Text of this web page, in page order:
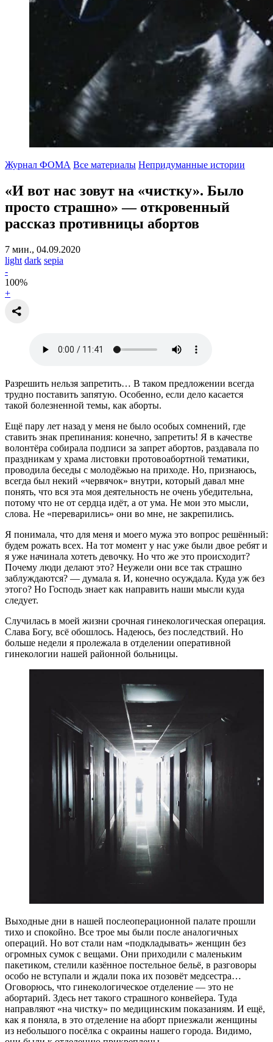
Журнал ФОМА Все материалы Непридуманные истории
«И вот нас зовут на «чистку». Было
просто страшно» — откровенный
рассказ противницы абортов
7 мин., 04.09.2020
light dark sepia
-
100%
+
Разрешить нельзя запретить… В таком предложении всегда
трудно поставить запятую. Особенно, если дело касается
такой болезненной темы, как аборты.
Ещё пару лет назад у меня не было особых сомнений, где
ставить знак препинания: конечно, запретить! Я в качестве
волонтёра собирала подписи за запрет абортов, раздавала по
праздникам у храма листовки протовоабортной тематики,
проводила беседы с молодёжью на приходе. Но, признаюсь,
всегда был некий «червячок» внутри, который давал мне
понять, что вся эта моя деятельность не очень убедительна,
потому что не от сердца идёт, а от ума. Не мои это мысли,
слова. Не «переварились» они во мне, не закрепились.
Я понимала, что для меня и моего мужа это вопрос решённый:
будем рожать всех. На тот момент у нас уже были двое ребят и
я уже начинала хотеть девочку. Но что же это происходит?
Почему люди делают это? Неужели они все так страшно
заблуждаются? — думала я. И, конечно осуждала. Куда уж без
этого? Но Господь знает как направить наши мысли куда
следует.
Случилась в моей жизни срочная гинекологическая операция.
Слава Богу, всё обошлось. Надеюсь, без последствий. Но
больше недели я пролежала в отделении оперативной
гинекологии нашей районной больницы.
Выходные дни в нашей послеоперационной палате прошли
тихо и спокойно. Все трое мы были после аналогичных
операций. Но вот стали нам «подкладывать» женщин без
огромных сумок с вещами. Они приходили с маленьким
пакетиком, стелили казённое постельное бельё, в разговоры
особо не вступали и ждали пока их позовёт медсестра…
Оговорюсь, что гинекологическое отделение — это не
абортарий. Здесь нет такого страшного конвейера. Туда
направляют «на чистку» по медицинским показаниям. И ещё,
как я поняла, в это отделение на аборт приезжали женщины
из небольшого посёлка с окраины нашего города. Видимо,